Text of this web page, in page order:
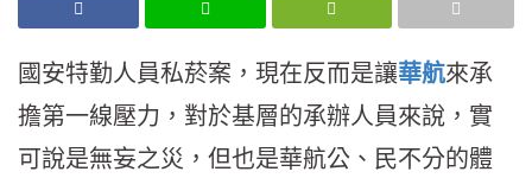
國安特勤人員私菸案，現在反而是讓華航來承
擔第一線壓力，對於基層的承辦人員來說，實
可說是無妄之災，但也是華航公、民不分的體